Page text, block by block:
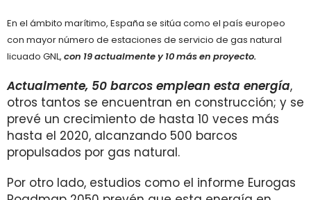
En el ámbito marítimo, España se sitúa como el país europeo
con mayor número de estaciones de servicio de gas natural
licuado GNL, con 19 actualmente y 10 más en proyecto.
Actualmente, 50 barcos emplean esta energía,
otros tantos se encuentran en construcción; y se
prevé un crecimiento de hasta 10 veces más
hasta el 2020, alcanzando 500 barcos
propulsados por gas natural.
Por otro lado, estudios como el informe Eurogas